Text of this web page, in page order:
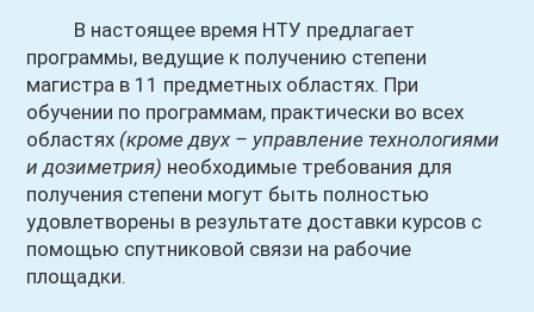
В настоящее время НТУ предлагает
программы, ведущие к получению степени
магистра в 11 предметных областях. При
обучении по программам, практически во всех
областях (кроме двух – управление технологиями
и дозиметрия) необходимые требования для
получения степени могут быть полностью
удовлетворены в результате доставки курсов с
помощью спутниковой связи на рабочие
площадки.